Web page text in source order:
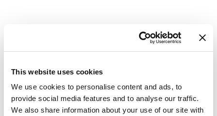
This website uses cookies
We use cookies to personalise content and ads, to
provide social media features and to analyse our traffic.
We also share information about your use of our site with